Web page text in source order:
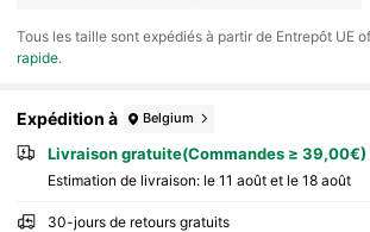
Tous les taille sont expédiés à partir de Entrepôt UE
rapide.
Expédition à Belgium
Livraison gratuite(Commandes ≥ 39,00€)
Estimation de livraison: le 11 août et le 18 août
30-jours de retours gratuits